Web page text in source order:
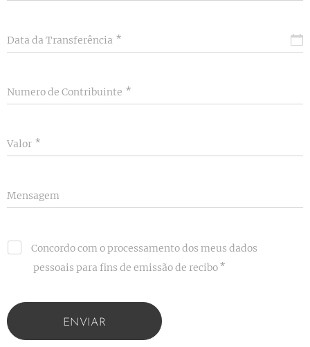
Data da Transferência
Numero de Contribuinte
Valor
Mensagem
Concordo com o processamento dos meus dados
pessoais para fins de emissão de recibo
ENVIAR